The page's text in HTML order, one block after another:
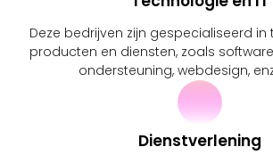
Deze bedrijven zijn gespecialiseerd
producten en diensten, zoals
ondersteuning, webdesign,
Dienstverlening